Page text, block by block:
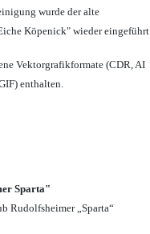
wurde der alte
Köpenick" wieder eingeführt
Vektorgrafikformate (CDR, AI
enthalten.
Sparta"
Rudolfsheimer „Sparta“